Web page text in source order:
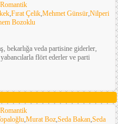
Romantik
,Fırat Çelik,Mehmet Günsür,Nilperi
Bozoklu
bekarlığa veda partisine giderler,
flört ederler ve parti
Romantik
,Murat Boz,Seda Bakan,Seda